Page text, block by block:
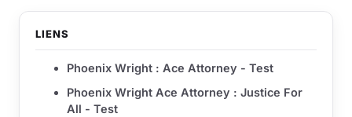
LIENS
Phoenix Wright : Ace Attorney - Test
Phoenix Wright Ace Attorney : Justice For
All - Test